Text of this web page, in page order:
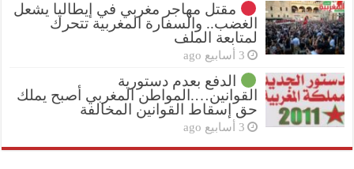
مقتل مهاجر مغربي في إيطاليا يشعل
الغضب.. والسفارة المغربية تتحرك
لمتابعة الملف
3 أسابيع ago
الدفع بعدم دستورية
القوانين….المواطن المغربي أصبح يملك
حق إسقاط القوانين المخالفة
3 أسابيع ago